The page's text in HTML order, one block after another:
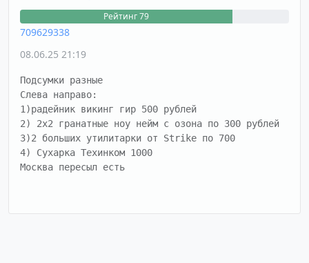
Рейтинг 79
709629338
08.06.25 21:19
Подсумки разные
Слева направо:
1)радейник викинг гир 500 рублей
2) 2х2 гранатные ноу нейм с озона по 300 рублей
3)2 больших утилитарки от Strike по 700
4) Сухарка Техинком 1000
Москва пересыл есть